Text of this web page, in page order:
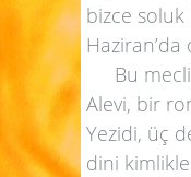
bizce soluk
Bu
Alevi, bir
Yezidi, üç
dini